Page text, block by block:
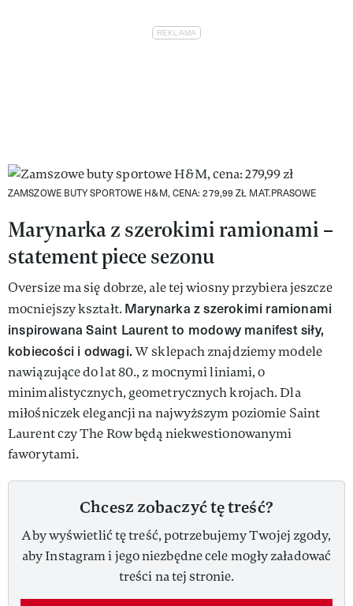
ZAMSZOWE BUTY SPORTOWE H&M, CENA: 279,99 ZŁ MAT.PRASOWE
Marynarka z szerokimi ramionami –
statement piece sezonu
Oversize ma się dobrze, ale tej wiosny przybiera jeszcze
mocniejszy kształt. Marynarka z szerokimi ramionami
inspirowana Saint Laurent to modowy manifest siły,
kobiecości i odwagi.W sklepach znajdziemy modele
nawiązujące do lat 80., z mocnymi liniami, o
minimalistycznych, geometrycznych krojach. Dla
miłośniczek elegancji na najwyższym poziomie Saint
Laurent czy The Row będą niekwestionowanymi
faworytami.
Chcesz zobaczyć tę treść?
Aby wyświetlić tę treść, potrzebujemy Twojej zgody,
aby Instagram i jego niezbędne cele mogły załadować
treści na tej stronie.